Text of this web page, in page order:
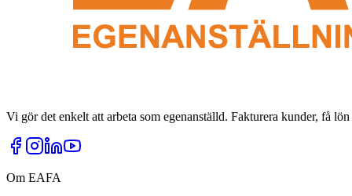
Vi gör det enkelt att arbeta som egenanställd. Fakturera kunder, få
Om EAFA